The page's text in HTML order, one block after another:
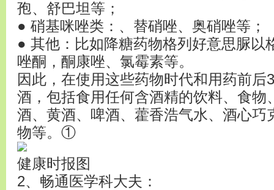
孢、舒巴坦等；
● 硝基咪唑类：、替硝唑、奥硝唑等；
● 其他：比如降糖药物格列好意思脲以
唑酮，酮康唑、氯霉素等。
因此，在使用这些药物时代和用药前后
酒，包括食用任何含酒精的饮料、食物
酒、黄酒、啤酒、藿香浩气水、酒心巧
物等。①
健康时报图
2、畅通医学科大夫：